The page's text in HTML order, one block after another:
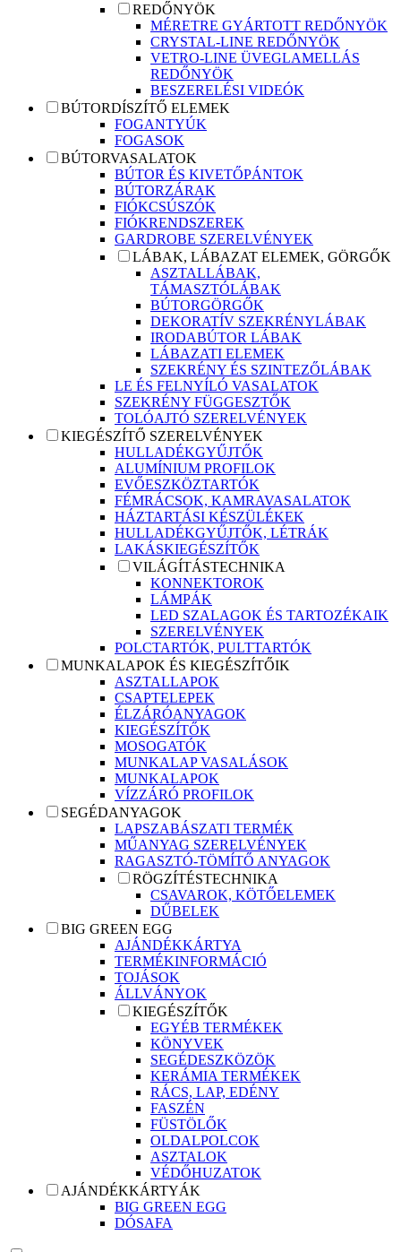
REDŐNYÖK
MÉRETRE GYÁRTOTT REDŐNYÖK
CRYSTAL-LINE REDŐNYÖK
VETRO-LINE ÜVEGLAMELLÁS
REDŐNYÖK
BESZERELÉSI VIDEÓK
BÚTORDÍSZÍTŐ ELEMEK
FOGANTYÚK
FOGASOK
BÚTORVASALATOK
BÚTOR ÉS KIVETŐPÁNTOK
BÚTORZÁRAK
FIÓKCSÚSZÓK
FIÓKRENDSZEREK
GARDROBE SZERELVÉNYEK
LÁBAK, LÁBAZAT ELEMEK, GÖRGŐK
ASZTALLÁBAK,
TÁMASZTÓLÁBAK
BÚTORGÖRGŐK
DEKORATÍV SZEKRÉNYLÁBAK
IRODABÚTOR LÁBAK
LÁBAZATI ELEMEK
SZEKRÉNY ÉS SZINTEZŐLÁBAK
LE ÉS FELNYÍLÓ VASALATOK
SZEKRÉNY FÜGGESZTŐK
TOLÓAJTÓ SZERELVÉNYEK
KIEGÉSZÍTŐ SZERELVÉNYEK
HULLADÉKGYŰJTŐK
ALUMÍNIUM PROFILOK
EVŐESZKÖZTARTÓK
FÉMRÁCSOK, KAMRAVASALATOK
HÁZTARTÁSI KÉSZÜLÉKEK
HULLADÉKGYŰJTŐK, LÉTRÁK
LAKÁSKIEGÉSZÍTŐK
VILÁGÍTÁSTECHNIKA
KONNEKTOROK
LÁMPÁK
LED SZALAGOK ÉS TARTOZÉKAIK
SZERELVÉNYEK
POLCTARTÓK, PULTTARTÓK
MUNKALAPOK ÉS KIEGÉSZÍTŐIK
ASZTALLAPOK
CSAPTELEPEK
ÉLZÁRÓANYAGOK
KIEGÉSZÍTŐK
MOSOGATÓK
MUNKALAP VASALÁSOK
MUNKALAPOK
VÍZZÁRÓ PROFILOK
SEGÉDANYAGOK
LAPSZABÁSZATI TERMÉK
MŰANYAG SZERELVÉNYEK
RAGASZTÓ-TÖMÍTŐ ANYAGOK
RÖGZÍTÉSTECHNIKA
CSAVAROK, KÖTŐELEMEK
DŰBELEK
BIG GREEN EGG
AJÁNDÉKKÁRTYA
TERMÉKINFORMÁCIÓ
TOJÁSOK
ÁLLVÁNYOK
KIEGÉSZÍTŐK
EGYÉB TERMÉKEK
KÖNYVEK
SEGÉDESZKÖZÖK
KERÁMIA TERMÉKEK
RÁCS, LAP, EDÉNY
FASZÉN
FÜSTÖLŐK
OLDALPOLCOK
ASZTALOK
VÉDŐHUZATOK
AJÁNDÉKKÁRTYÁK
BIG GREEN EGG
DÓSAFA